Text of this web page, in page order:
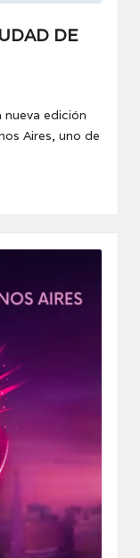
DE
nueva edición
Aires, uno de